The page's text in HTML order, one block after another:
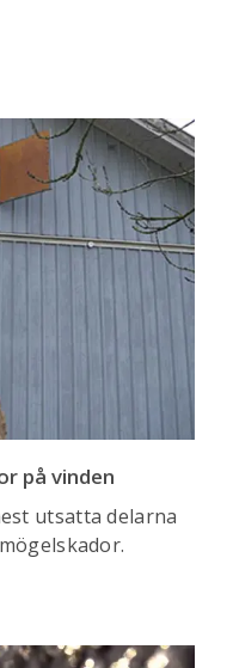
på vinden
utsatta delarna